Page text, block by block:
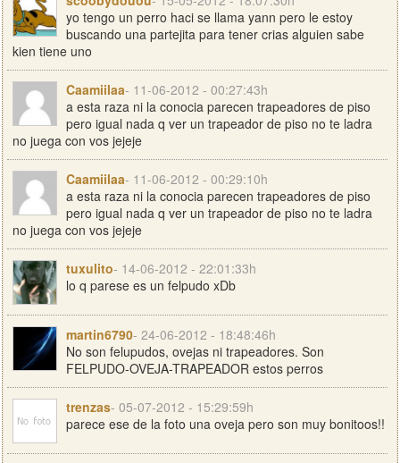
yo tengo un perro haci se llama yann pero le estoy
buscando una partejita para tener crias alguien sabe
kien tiene uno
Caamiilaa- 11-06-2012 - 00:27:43h
a esta raza ni la conocia parecen trapeadores de piso
pero igual nada q ver un trapeador de piso no te ladra
no juega con vos jejeje
Caamiilaa- 11-06-2012 - 00:29:10h
a esta raza ni la conocia parecen trapeadores de piso
pero igual nada q ver un trapeador de piso no te ladra
no juega con vos jejeje
tuxulito- 14-06-2012 - 22:01:33h
lo q parese es un felpudo xDb
martin6790- 24-06-2012 - 18:48:46h
No son felupudos, ovejas ni trapeadores. Son
FELPUDO-OVEJA-TRAPEADOR estos perros
trenzas- 05-07-2012 - 15:29:59h
parece ese de la foto una oveja pero son muy bonitoos!!